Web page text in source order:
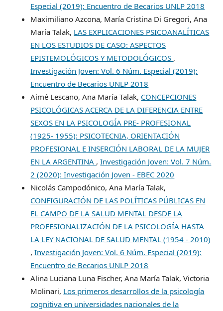
Especial (2019): Encuentro de Becarios UNLP 2018
Maximiliano Azcona, María Cristina Di Gregori, Ana
María Talak, LAS EXPLICACIONES PSICOANALÍTICAS
EN LOS ESTUDIOS DE CASO: ASPECTOS
EPISTEMOLÓGICOS Y METODOLÓGICOS ,
Investigación Joven: Vol. 6 Núm. Especial (2019):
Encuentro de Becarios UNLP 2018
Aimé Lescano, Ana María Talak, CONCEPCIONES
PSICOLÓGICAS ACERCA DE LA DIFERENCIA ENTRE
SEXOS EN LA PSICOLOGÍA PRE- PROFESIONAL
(1925- 1955): PSICOTECNIA, ORIENTACIÓN
PROFESIONAL E INSERCIÓN LABORAL DE LA MUJER
EN LA ARGENTINA ,Investigación Joven: Vol. 7 Núm.
2 (2020): Investigación Joven - EBEC 2020
Nicolás Campodónico, Ana María Talak,
CONFIGURACIÓN DE LAS POLÍTICAS PÚBLICAS EN
EL CAMPO DE LA SALUD MENTAL DESDE LA
PROFESIONALIZACIÓN DE LA PSICOLOGÍA HASTA
LA LEY NACIONAL DE SALUD MENTAL (1954 - 2010)
,Investigación Joven: Vol. 6 Núm. Especial (2019):
Encuentro de Becarios UNLP 2018
Alina Luciana Luna Fischer, Ana María Talak, Victoria
Molinari, Los primeros desarrollos de la psicología
cognitiva en universidades nacionales de la